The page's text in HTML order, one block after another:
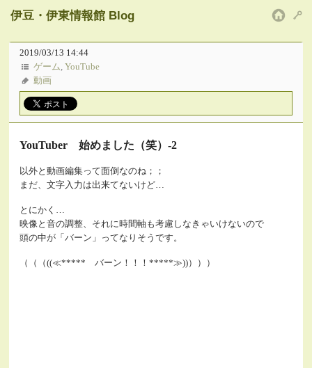
伊豆・伊東情報館 Blog
2019/03/13 14:44
ゲーム,YouTube
動画
YouTuber 始めました（笑）-2
以外と動画編集って面倒なのね；；
まだ、文字入力は出来てないけど…
とにかく…
映像と音の調整、それに時間軸も考慮しなきゃいけないので
頭の中が「バーン」ってなりそうです。
（（（((≪***** バーン！！！*****≫))）））